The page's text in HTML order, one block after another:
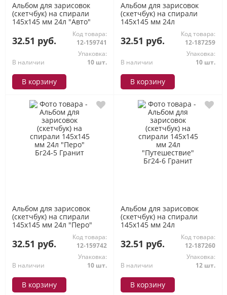
Альбом для зарисовок
(скетчбук) на спирали
145х145 мм 24л "Авто"
32.51 руб.
Код товара:
12-159741
В наличии
Упаковка:
10 шт.
В корзину
Альбом для зарисовок
(скетчбук) на спирали
145х145 мм 24л
"Домашние питомцы"
Бг24-3 Гранит
32.51 руб.
Код товара:
12-187259
В наличии
Упаковка:
10 шт.
В корзину
Альбом для зарисовок
(скетчбук) на спирали
145х145 мм 24л "Перо"
32.51 руб.
Код товара:
12-159742
В наличии
Упаковка:
10 шт.
В корзину
Альбом для зарисовок
(скетчбук) на спирали
145х145 мм 24л
"Путешествие" Бг24-6
Гранит
32.51 руб.
Код товара:
12-187260
В наличии
Упаковка:
12 шт.
В корзину